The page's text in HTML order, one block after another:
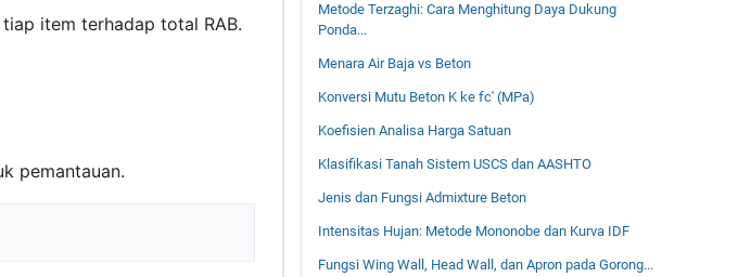
item terhadap total RAB.
pemantauan.
Metode Terzaghi: Cara Menghitung Daya Dukung
Ponda...
Menara Air Baja vs Beton
Konversi Mutu Beton K ke fc′ (MPa)
Koefisien Analisa Harga Satuan
Klasifikasi Tanah Sistem USCS dan AASHTO
Jenis dan Fungsi Admixture Beton
Intensitas Hujan: Metode Mononobe dan Kurva IDF
Fungsi Wing Wall, Head Wall, dan Apron pada Gorong...